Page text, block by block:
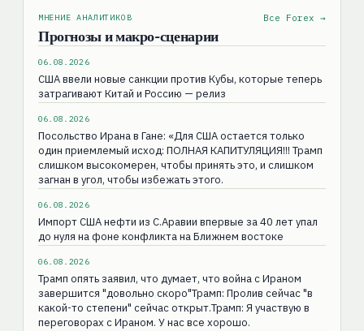
МНЕНИЕ АНАЛИТИКОВ
Прогнозы и макро-сценарии
Все Forex →
06.08.2026
США ввели новые санкции против Кубы, которые теперь
затрагивают Китай и Россию — релиз
06.08.2026
Посольство Ирана в Гане: «Для США остаeтся только
один приемлемый исход: ПОЛНАЯ КАПИТУЛЯЦИЯ!!! Трамп
слишком высокомерен, чтобы принять это, и слишком
загнан в угол, чтобы избежать этого.
06.08.2026
Импорт США нефти из С.Аравии впервые за 40 лет упал
до нуля на фоне конфликта на Ближнем востоке
06.08.2026
Трамп опять заявил, что думает, что война с Ираном
завершится "довольно скоро"Трамп: Пролив сейчас "в
какой-то степени" сейчас открыт.Трамп: Я участвую в
переговорах с Ираном. У нас все хорошо.